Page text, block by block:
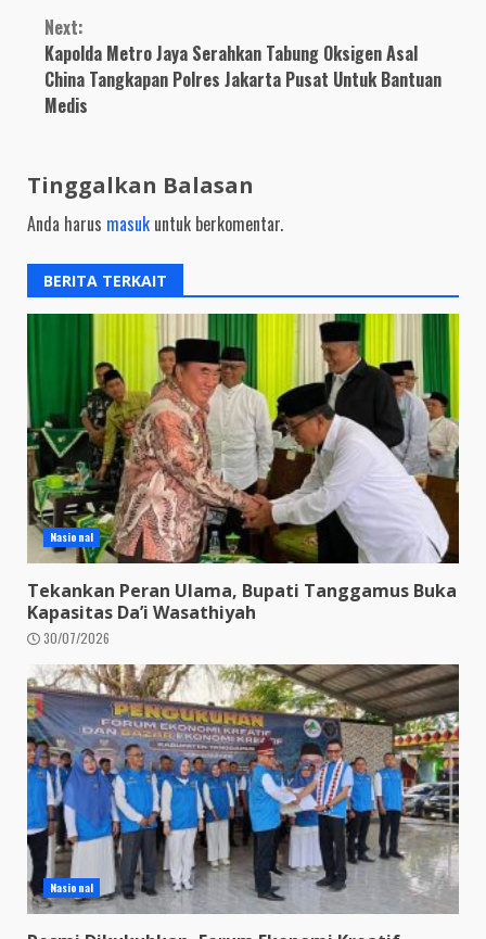
Next:
Kapolda Metro Jaya Serahkan Tabung Oksigen Asal
China Tangkapan Polres Jakarta Pusat Untuk Bantuan
Medis
Tinggalkan Balasan
Anda harus masuk untuk berkomentar.
BERITA TERKAIT
Nasional
Tekankan Peran Ulama, Bupati Tanggamus Buka
Kapasitas Da’i Wasathiyah
30/07/2026
Nasional